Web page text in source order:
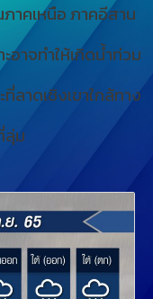
าคเหนือ ภาคอีสาน
อาจทำให้เกิดน้ำท่วม
ลาดเชิงเขาใกล้ทาง
ลุ่ม